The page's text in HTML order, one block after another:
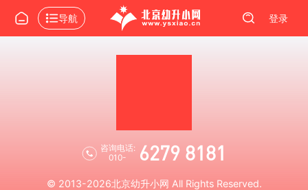
导航 登录
咨询电话:
010-
6279 8181
© 2013-2026北京幼升小网 All Rights Reserved.